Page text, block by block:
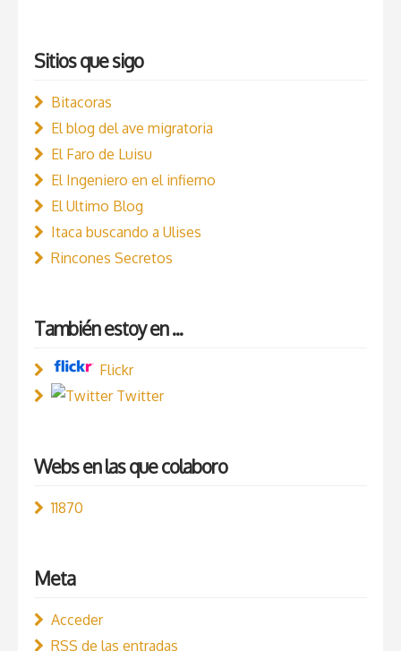
Sitios que sigo
Bitacoras
El blog del ave migratoria
El Faro de Luisu
El Ingeniero en el infierno
El Ultimo Blog
Itaca buscando a Ulises
Rincones Secretos
También estoy en ...
Flickr
Twitter
Webs en las que colaboro
11870
Meta
Acceder
RSS de las entradas